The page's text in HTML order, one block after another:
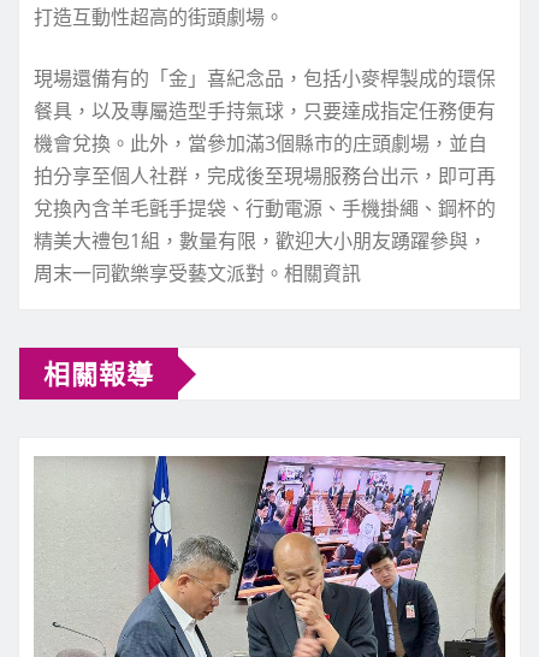
打造互動性超高的街頭劇場。
現場還備有的「金」喜紀念品，包括小麥桿製成的環保
餐具，以及專屬造型手持氣球，只要達成指定任務便有
機會兌換。此外，當參加滿3個縣市的庄頭劇場，並自
拍分享至個人社群，完成後至現場服務台出示，即可再
兌換內含羊毛氈手提袋、行動電源、手機掛繩、鋼杯的
精美大禮包1組，數量有限，歡迎大小朋友踴躍參與，
周末一同歡樂享受藝文派對。相關資訊
相關報導